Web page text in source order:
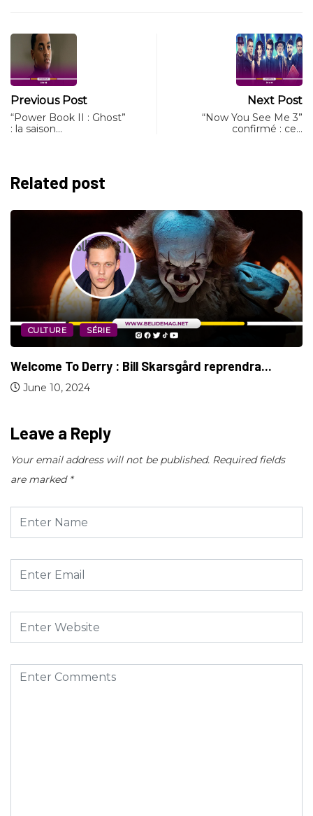
Previous Post
“Power Book II : Ghost”
: la saison…
Next Post
“Now You See Me 3”
confirmé : ce…
Related post
CULTURE SÉRIE
Welcome To Derry : Bill Skarsgård reprendra...
June 10, 2024
Leave a Reply
Your email address will not be published. Required fields
are marked *